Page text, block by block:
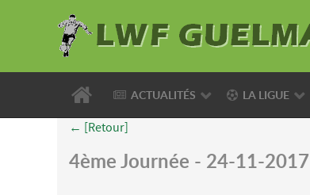
ACTUALITÉS LA LIGUE
← [Retour]
4ème Journée - 24-11-2017